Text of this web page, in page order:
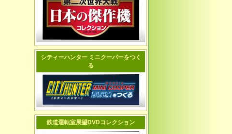
シティーハンター ミニクーパーをつく
る
鉄道運転室展望DVDコレクション